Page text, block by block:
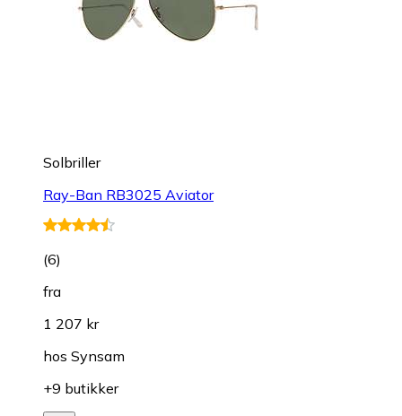
Solbriller
Ray-Ban RB3025 Aviator
(6)
fra
1 207 kr
hos Synsam
+9 butikker